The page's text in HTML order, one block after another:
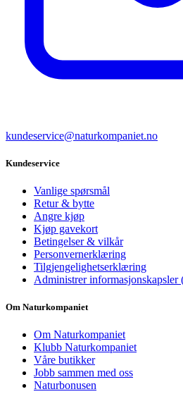
kundeservice@naturkompaniet.no
Kundeservice
Vanlige spørsmål
Retur & bytte
Angre kjøp
Kjøp gavekort
Betingelser & vilkår
Personvernerklæring
Tilgjengelighetserklæring
Administrer informasjonskapsler
Om Naturkompaniet
Om Naturkompaniet
Klubb Naturkompaniet
Våre butikker
Jobb sammen med oss
Naturbonusen